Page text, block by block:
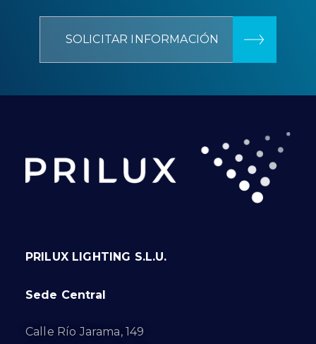
SOLICITAR INFORMACIÓN
PRILUX LIGHTING S.L.U.
Sede Central
Calle Río Jarama, 149